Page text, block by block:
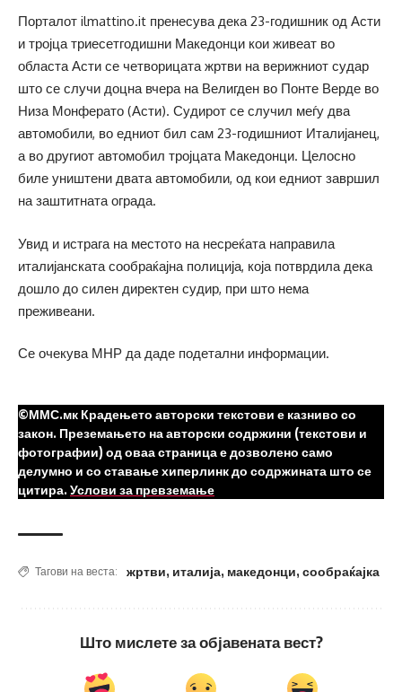
Порталот ilmattino.it пренесува дека 23-годишник од Асти
и тројца триесетгодишни Македонци кои живеат во
областа Асти се четворицата жртви на верижниот судар
што се случи доцна вчера на Велигден во Понте Верде во
Низа Монферато (Асти). Судирот се случил меѓу два
автомобили, во едниот бил сам 23-годишниот Италијанец,
а во другиот автомобил тројцата Македонци. Целосно
биле уништени двата автомобили, од кои едниот завршил
на заштитната ограда.
Увид и истрага на местото на несреќата направила
италијанската сообраќајна полиција, која потврдила дека
дошло до силен директен судир, при што нема
преживеани.
Се очекува МНР да даде подетални информации.
©ММС.мк Крадењето авторски текстови е казниво со
закон. Преземањето на авторски содржини (текстови и
фотографии) од оваа страница е дозволено само
делумно и со ставање хиперлинк до содржината што се
цитира. Услови за превземање
Тагови на веста: жртви, италија, македонци, сообраќајка
Што мислете за објавената вест?